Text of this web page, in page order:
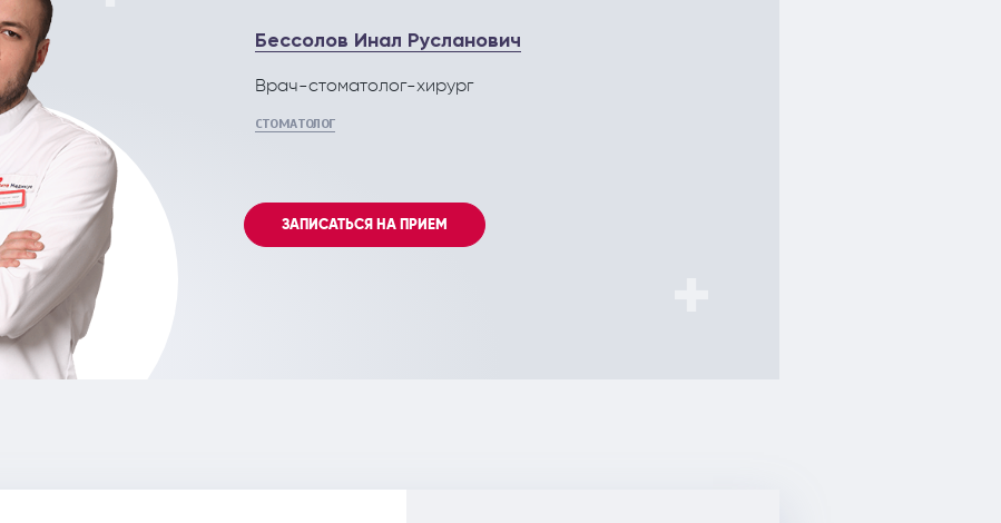
Бессолов Инал Русланович
Врач-стоматолог-хирург
СТОМАТОЛОГ
ЗАПИСАТЬСЯ НА ПРИЕМ